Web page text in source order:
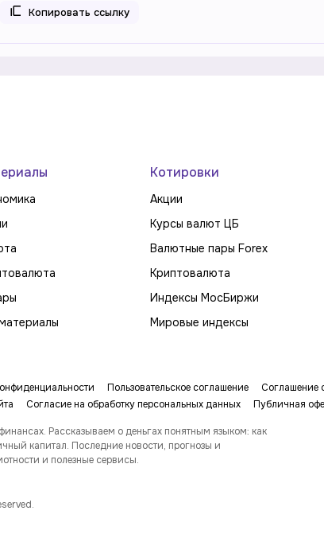
Копировать ссылку
Котировки
Акции
Курсы валют ЦБ
Валютные пары Forex
Криптовалюта
Индексы МосБиржи
Мировые индексы
Пользовательское соглашение Соглашение
Согласие на обработку персональных данных Публичная
Рассказываем о деньгах понятным языком: как
капитал. Последние новости, прогнозы и
и полезные сервисы.